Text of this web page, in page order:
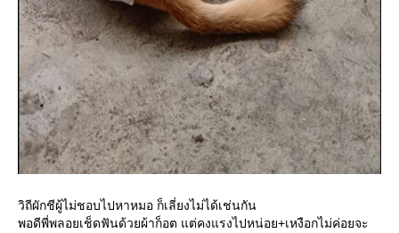
วิถีผักชีผู้ไม่ชอบไปหาหมอ ก็เลี่ยงไม่ได้เช่นกัน
พอดีพี่พลอยเช็ดฟันด้วยผ้าก็อต แต่คงแรงไปหน่อย+เหงือกไม่ค่อยจะ